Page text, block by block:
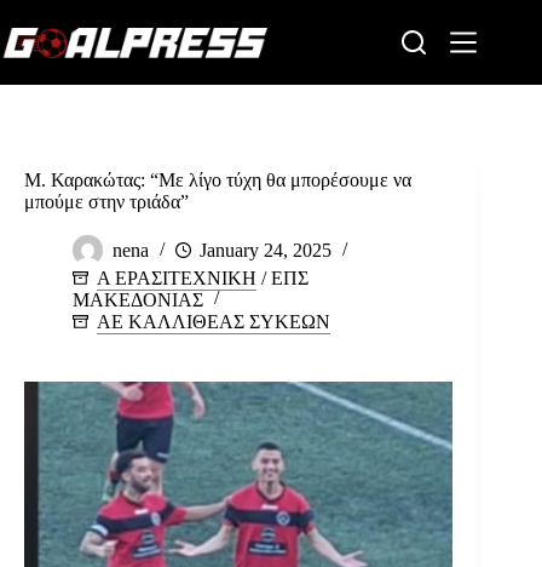
to
content
Μ. Καρακώτας: “Με λίγο τύχη θα μπορέσουμε να
μπούμε στην τριάδα”
nena
January 24, 2025
Α ΕΡΑΣΙΤΕΧΝΙΚΗ /ΕΠΣ
ΜΑΚΕΔΟΝΙΑΣ
ΑΕ ΚΑΛΛΙΘΕΑΣ ΣΥΚΕΩΝ